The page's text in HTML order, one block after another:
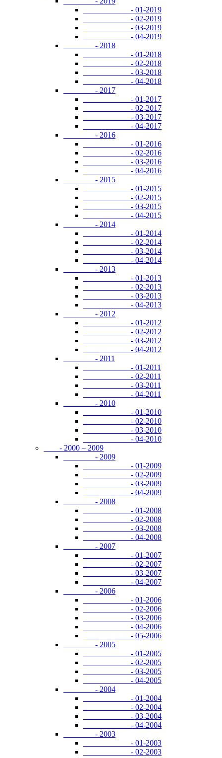
- 01-2019
- 02-2019
- 03-2019
- 04-2019
- 2018
- 01-2018
- 02-2018
- 03-2018
- 04-2018
- 2017
- 01-2017
- 02-2017
- 03-2017
- 04-2017
- 2016
- 01-2016
- 02-2016
- 03-2016
- 04-2016
- 2015
- 01-2015
- 02-2015
- 03-2015
- 04-2015
- 2014
- 01-2014
- 02-2014
- 03-2014
- 04-2014
- 2013
- 01-2013
- 02-2013
- 03-2013
- 04-2013
- 2012
- 01-2012
- 02-2012
- 03-2012
- 04-2012
- 2011
- 01-2011
- 02-2011
- 03-2011
- 04-2011
- 2010
- 01-2010
- 02-2010
- 03-2010
- 04-2010
- 2000 – 2009
- 2009
- 01-2009
- 02-2009
- 03-2009
- 04-2009
- 2008
- 01-2008
- 02-2008
- 03-2008
- 04-2008
- 2007
- 01-2007
- 02-2007
- 03-2007
- 04-2007
- 2006
- 01-2006
- 02-2006
- 03-2006
- 04-2006
- 05-2006
- 2005
- 01-2005
- 02-2005
- 03-2005
- 04-2005
- 2004
- 01-2004
- 02-2004
- 03-2004
- 04-2004
- 2003
- 01-2003
- 02-2003